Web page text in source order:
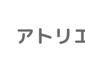
アトリ